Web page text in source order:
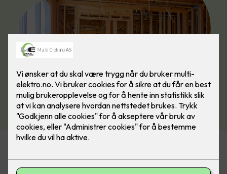
varemerkene under ett navn. Prysmian er tydelige på hva
det betyr i praksis: